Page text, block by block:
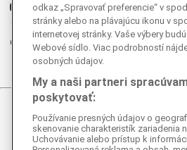
Youtube
Twitter
Telegram
RSS
© 2026 Epoch Times
Všetky práva vyhradené.
odkaz „Spravovať preferencie“ v
stránky alebo na plávajúcu ikonu v
internetovej stránky. Vaše výbery
Webové sídlo. Viac podrobností
osobných údajov.
My a naši partneri
poskytovať:
Používanie presných údajov o
skenovanie charakteristík zariadenia
Uchovávanie alebo prístup k